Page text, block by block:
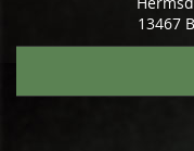
13467